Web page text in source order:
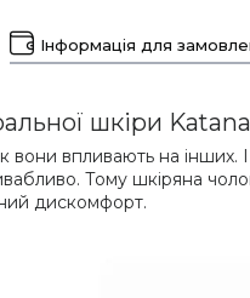
Інформація для
шкіри
вони впливають на
Тому шкіряна
дискомфорт.